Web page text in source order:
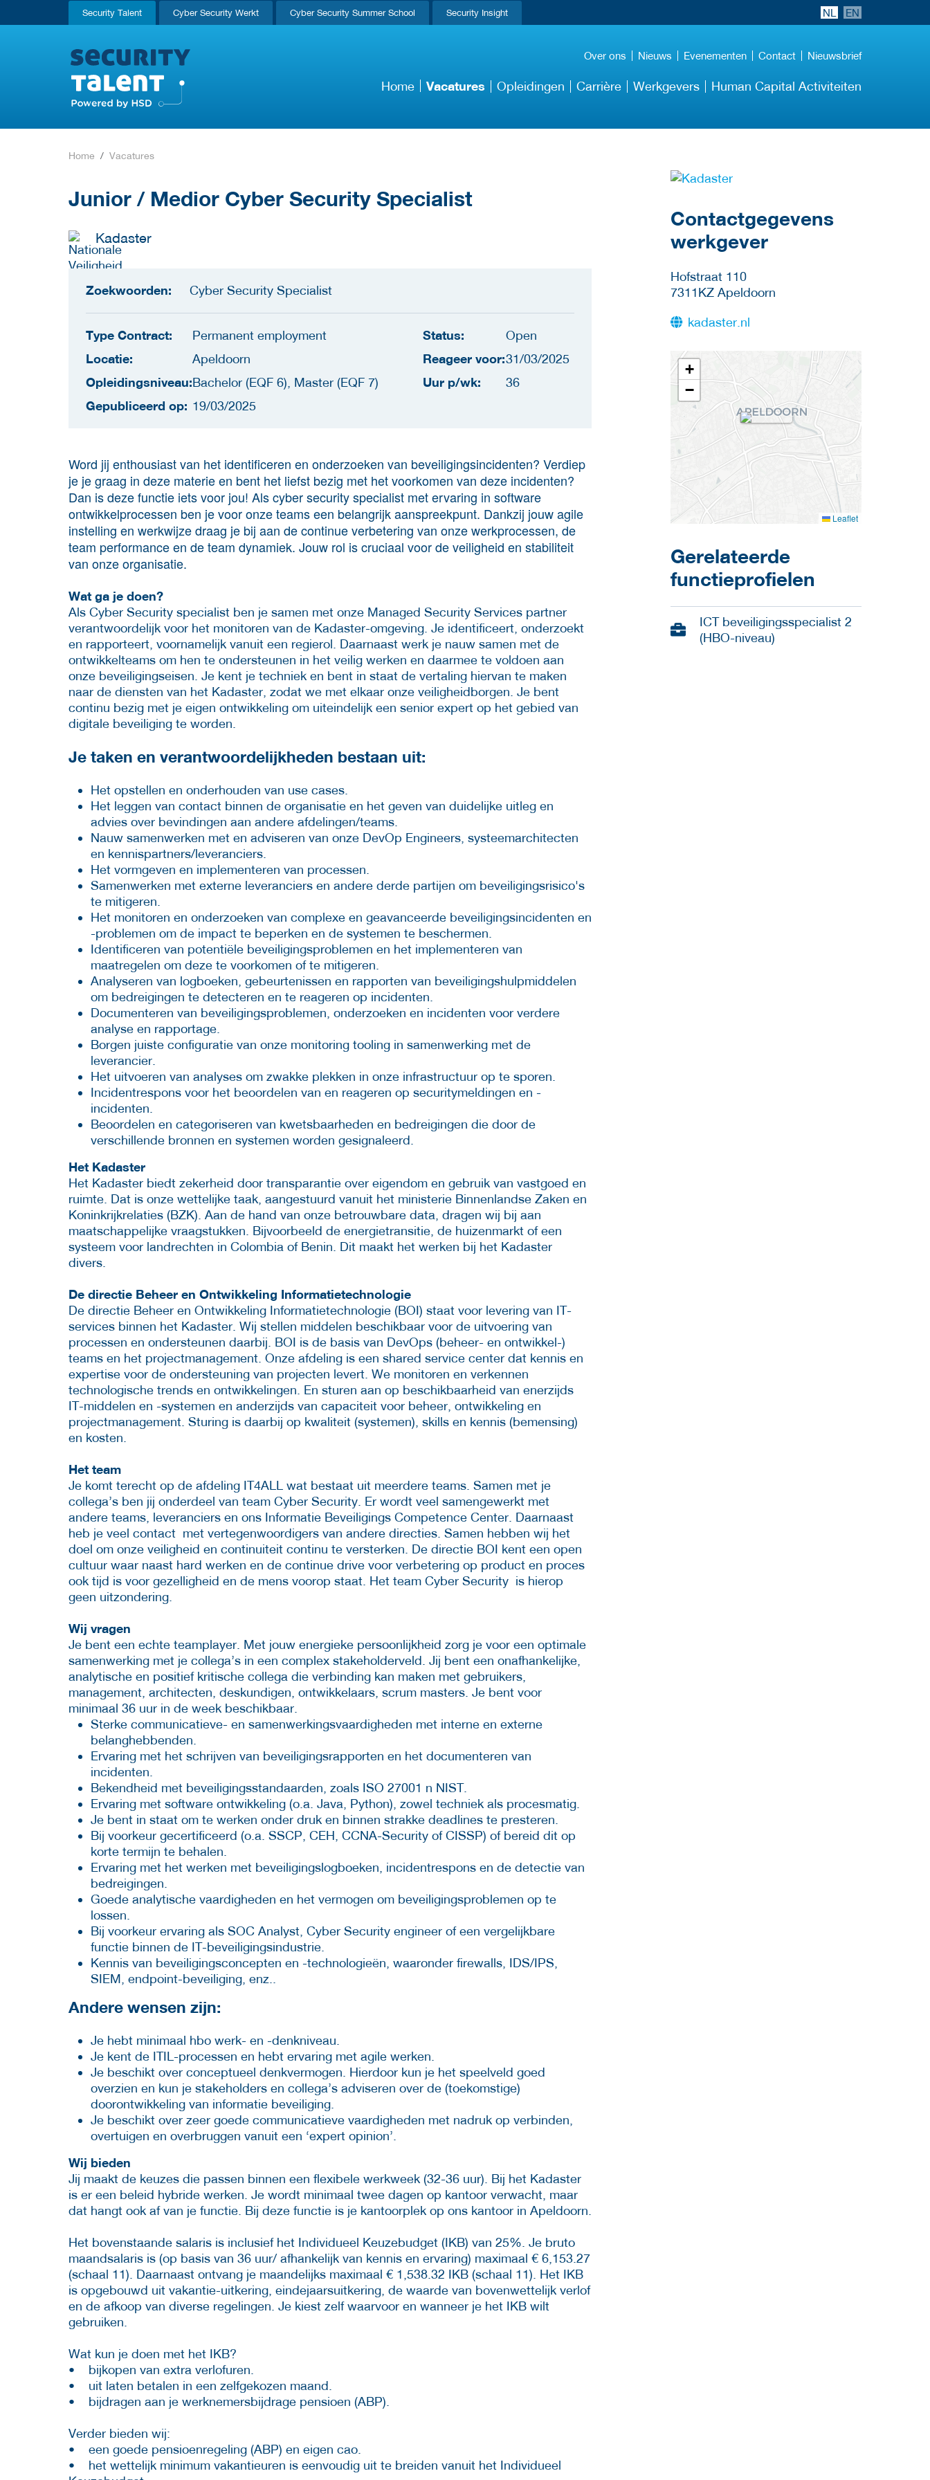
Security Talent Cyber Security Werkt Cyber Security Summer School Security Insight NL EN
Over ons Nieuws Evenementen Contact Nieuwsbrief
Home Vacatures Opleidingen Carrière Werkgevers Human Capital Activiteiten
Home Vacatures
Junior / Medior Cyber Security Specialist
Kadaster
Zoekwoorden: Cyber Security Specialist
Type Contract: Permanent employment
Locatie: Apeldoorn
Opleidingsniveau:Bachelor (EQF 6), Master (EQF 7)
Gepubliceerd op: 19/03/2025
Status: Open
Reageer voor:31/03/2025
Uur p/wk: 36
Word jij enthousiast van het identificeren en onderzoeken van beveiligingsincidenten? Verdiep
je je graag in deze materie en bent het liefst bezig met het voorkomen van deze incidenten?
Dan is deze functie iets voor jou! Als cyber security specialist met ervaring in software
ontwikkelprocessen ben je voor onze teams een belangrijk aanspreekpunt. Dankzij jouw agile
instelling en werkwijze draag je bij aan de continue verbetering van onze werkprocessen, de
team performance en de team dynamiek. Jouw rol is cruciaal voor de veiligheid en stabiliteit
van onze organisatie.
Wat ga je doen?
Als Cyber Security specialist ben je samen met onze Managed Security Services partner
verantwoordelijk voor het monitoren van de Kadaster-omgeving. Je identificeert, onderzoekt
en rapporteert, voornamelijk vanuit een regierol. Daarnaast werk je nauw samen met de
ontwikkelteams om hen te ondersteunen in het veilig werken en daarmee te voldoen aan
onze beveiligingseisen. Je kent je techniek en bent in staat de vertaling hiervan te maken
naar de diensten van het Kadaster, zodat we met elkaar onze veiligheidborgen. Je bent
continu bezig met je eigen ontwikkeling om uiteindelijk een senior expert op het gebied van
digitale beveiliging te worden.
Je taken en verantwoordelijkheden bestaan uit:
Het opstellen en onderhouden van use cases.
Het leggen van contact binnen de organisatie en het geven van duidelijke uitleg en
advies over bevindingen aan andere afdelingen/teams.
Nauw samenwerken met en adviseren van onze DevOp Engineers, systeemarchitecten
en kennispartners/leveranciers.
Het vormgeven en implementeren van processen.
Samenwerken met externe leveranciers en andere derde partijen om beveiligingsrisico's
te mitigeren.
Het monitoren en onderzoeken van complexe en geavanceerde beveiligingsincidenten en
-problemen om de impact te beperken en de systemen te beschermen.
Identificeren van potentiële beveiligingsproblemen en het implementeren van
maatregelen om deze te voorkomen of te mitigeren.
Analyseren van logboeken, gebeurtenissen en rapporten van beveiligingshulpmiddelen
om bedreigingen te detecteren en te reageren op incidenten.
Documenteren van beveiligingsproblemen, onderzoeken en incidenten voor verdere
analyse en rapportage.
Borgen juiste configuratie van onze monitoring tooling in samenwerking met de
leverancier.
Het uitvoeren van analyses om zwakke plekken in onze infrastructuur op te sporen.
Incidentrespons voor het beoordelen van en reageren op securitymeldingen en -
incidenten.
Beoordelen en categoriseren van kwetsbaarheden en bedreigingen die door de
verschillende bronnen en systemen worden gesignaleerd.
Het Kadaster
Het Kadaster biedt zekerheid door transparantie over eigendom en gebruik van vastgoed en
ruimte. Dat is onze wettelijke taak, aangestuurd vanuit het ministerie Binnenlandse Zaken en
Koninkrijkrelaties (BZK). Aan de hand van onze betrouwbare data, dragen wij bij aan
maatschappelijke vraagstukken. Bijvoorbeeld de energietransitie, de huizenmarkt of een
systeem voor landrechten in Colombia of Benin. Dit maakt het werken bij het Kadaster
divers.
De directie Beheer en Ontwikkeling Informatietechnologie
De directie Beheer en Ontwikkeling Informatietechnologie (BOI) staat voor levering van IT-
services binnen het Kadaster. Wij stellen middelen beschikbaar voor de uitvoering van
processen en ondersteunen daarbij. BOI is de basis van DevOps (beheer- en ontwikkel-)
teams en het projectmanagement. Onze afdeling is een shared service center dat kennis en
expertise voor de ondersteuning van projecten levert. We monitoren en verkennen
technologische trends en ontwikkelingen. En sturen aan op beschikbaarheid van enerzijds
IT-middelen en -systemen en anderzijds van capaciteit voor beheer, ontwikkeling en
projectmanagement. Sturing is daarbij op kwaliteit (systemen), skills en kennis (bemensing)
en kosten.
Het team
Je komt terecht op de afdeling IT4ALL wat bestaat uit meerdere teams. Samen met je
collega’s ben jij onderdeel van team Cyber Security. Er wordt veel samengewerkt met
andere teams, leveranciers en ons Informatie Beveiligings Competence Center. Daarnaast
heb je veel contact met vertegenwoordigers van andere directies. Samen hebben wij het
doel om onze veiligheid en continuiteit continu te versterken. De directie BOI kent een open
cultuur waar naast hard werken en de continue drive voor verbetering op product en proces
ook tijd is voor gezelligheid en de mens voorop staat. Het team Cyber Security is hierop
geen uitzondering.
Wij vragen
Je bent een echte teamplayer. Met jouw energieke persoonlijkheid zorg je voor een optimale
samenwerking met je collega’s in een complex stakeholderveld. Jij bent een onafhankelijke,
analytische en positief kritische collega die verbinding kan maken met gebruikers,
management, architecten, deskundigen, ontwikkelaars, scrum masters. Je bent voor
minimaal 36 uur in de week beschikbaar.
Sterke communicatieve- en samenwerkingsvaardigheden met interne en externe
belanghebbenden.
Ervaring met het schrijven van beveiligingsrapporten en het documenteren van
incidenten.
Bekendheid met beveiligingsstandaarden, zoals ISO 27001 n NIST.
Ervaring met software ontwikkeling (o.a. Java, Python), zowel techniek als procesmatig.
Je bent in staat om te werken onder druk en binnen strakke deadlines te presteren.
Bij voorkeur gecertificeerd (o.a. SSCP, CEH, CCNA-Security of CISSP) of bereid dit op
korte termijn te behalen.
Ervaring met het werken met beveiligingslogboeken, incidentrespons en de detectie van
bedreigingen.
Goede analytische vaardigheden en het vermogen om beveiligingsproblemen op te
lossen.
Bij voorkeur ervaring als SOC Analyst, Cyber Security engineer of een vergelijkbare
functie binnen de IT-beveiligingsindustrie.
Kennis van beveiligingsconcepten en -technologieën, waaronder firewalls, IDS/IPS,
SIEM, endpoint-beveiliging, enz..
Andere wensen zijn:
Je hebt minimaal hbo werk- en -denkniveau.
Je kent de ITIL-processen en hebt ervaring met agile werken.
Je beschikt over conceptueel denkvermogen. Hierdoor kun je het speelveld goed
overzien en kun je stakeholders en collega’s adviseren over de (toekomstige)
doorontwikkeling van informatie beveiliging.
Je beschikt over zeer goede communicatieve vaardigheden met nadruk op verbinden,
overtuigen en overbruggen vanuit een ‘expert opinion’.
Wij bieden
Jij maakt de keuzes die passen binnen een flexibele werkweek (32-36 uur). Bij het Kadaster
is er een beleid hybride werken. Je wordt minimaal twee dagen op kantoor verwacht, maar
dat hangt ook af van je functie. Bij deze functie is je kantoorplek op ons kantoor in Apeldoorn.
Het bovenstaande salaris is inclusief het Individueel Keuzebudget (IKB) van 25%. Je bruto
maandsalaris is (op basis van 36 uur/ afhankelijk van kennis en ervaring) maximaal € 6,153.27
(schaal 11). Daarnaast ontvang je maandelijks maximaal € 1,538.32 IKB (schaal 11). Het IKB
is opgebouwd uit vakantie-uitkering, eindejaarsuitkering, de waarde van bovenwettelijk verlof
en de afkoop van diverse regelingen. Je kiest zelf waarvoor en wanneer je het IKB wilt
gebruiken.
Wat kun je doen met het IKB?
• bijkopen van extra verlofuren.
• uit laten betalen in een zelfgekozen maand.
• bijdragen aan je werknemersbijdrage pensioen (ABP).
Verder bieden wij:
• een goede pensioenregeling (ABP) en eigen cao.
• het wettelijk minimum vakantieuren is eenvoudig uit te breiden vanuit het Individueel
Meer werkgever
Contactgegevens
werkgever
Hofstraat 110
7311KZ Apeldoorn
kadaster.nl
+
−
Leaflet
Gerelateerde
functieprofielen
ICT beveiligingsspecialist 2
(HBO-niveau)